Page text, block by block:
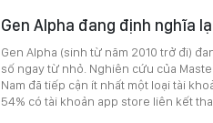
Gen Alpha đang định nghĩa
Gen Alpha (sinh từ năm 2010 trở đi)
số ngay từ nhỏ. Nghiên cứu của
Nam đã tiếp cận ít nhất một loại tài
54% có tài khoản app store liên kết